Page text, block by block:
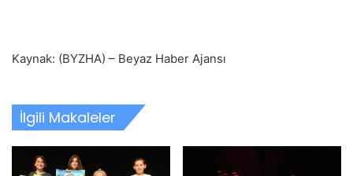
Kaynak: (BYZHA) – Beyaz Haber Ajansı
İlgili Makaleler